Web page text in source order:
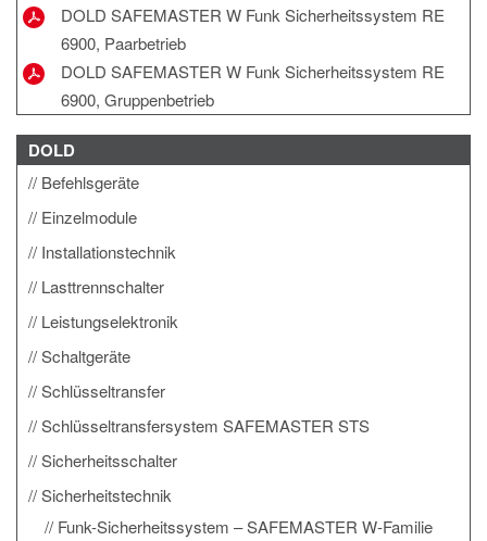
DOLD SAFEMASTER W Funk Sicherheitssystem RE
6900, Paarbetrieb
DOLD SAFEMASTER W Funk Sicherheitssystem RE
6900, Gruppenbetrieb
DOLD
Befehlsgeräte
Einzelmodule
Installationstechnik
Lasttrennschalter
Leistungselektronik
Schaltgeräte
Schlüsseltransfer
Schlüsseltransfersystem SAFEMASTER STS
Sicherheitsschalter
Sicherheitstechnik
Funk-Sicherheitssystem – SAFEMASTER W-Familie